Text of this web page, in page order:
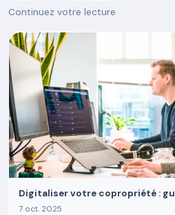
Continuez votre lecture
Digitaliser votre copropriété :
7 oct. 2025